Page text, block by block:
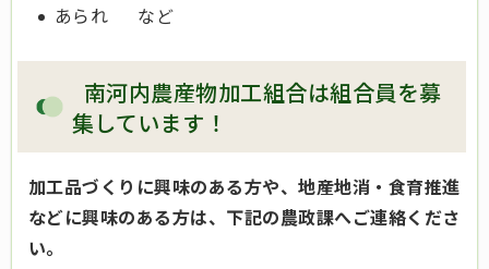
あられ など
南河内農産物加工組合は組合員を募
集しています！
加工品づくりに興味のある方や、地産地消・食育推進
などに興味のある方は、 下記の農政課へご連絡くださ
い。